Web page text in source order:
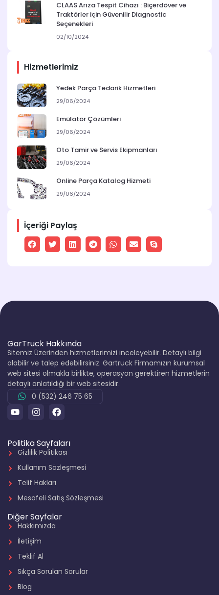
CLAAS Arıza Tespit Cihazı : Biçerdöver ve
Traktörler için Güvenilir Diagnostic
Seçenekleri
02/10/2024
Hizmetlerimiz
Yedek Parça Tedarik Hizmetleri
29/06/2024
Emülatör Çözümleri
29/06/2024
Oto Tamir ve Servis Ekipmanları
29/06/2024
Online Parça Katalog Hizmeti
29/06/2024
İçeriği Paylaş
GarTruck Hakkında
Sitemiz Üzerinden hizmetlerimizi inceleyebilir. Detaylı bilgi
alabilir ve talep edebilirsiniz. Gartruck Firmamızın kurumsal
web sitesi olmakla birlikte, operasyon gerektiren hizmetlerin
detaylı anlatıldığı bir web sitesidir.
0 (532) 246 75 65
Politika Sayfaları
Gizlilik Politikası
Kullanım Sözleşmesi
Telif Hakları
Mesafeli Satış Sözleşmesi
Diğer Sayfalar
Hakkımızda
İletişim
Teklif Al
Sıkça Sorulan Sorular
Blog